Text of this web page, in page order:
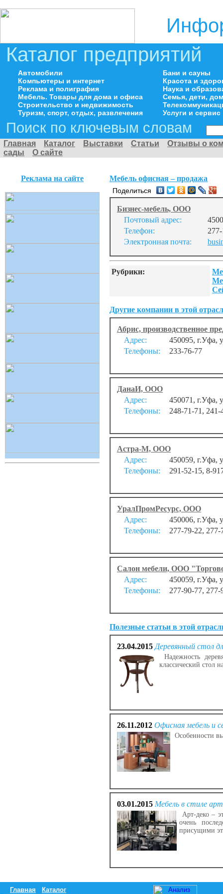
Каталог предприятий
Автомобили
Компьютеры и интернет
Реклама и полиграфия
Мебель. Товары для дома и офиса
Строительство и недвижимость
Туризм, спорт, отдых, развлечения
Бани и сауны
Красота и
Наука и
Семья, дети,
Услуги и сервис
Поиск по ключевым словам
Главная Каталог Выставки Статьи
Отзывы о
сады
О сайте
Реклама на сайте Мебель офисная – продажа
Поделиться
Бизнес-мебель, ООО
Почтовый адрес:
Телефон:
Электронная почта:
Рубрики:
Другие компании в этой
Абрис, производственное
Адрес:
450095, г.Уфа,
Телефоны:
233-76-77
ДанаИ, ООО
Адрес:
450071, г.Уфа,
Телефоны:
248-71-71, 241-
Астра-М, ООО
Адрес:
450059, г.Уфа,
Телефоны:
291-52-15, 8-
УралПромРесурс, ООО
Адрес:
450006, г.Уфа,
Телефоны:
277-79-22, 277-
Салон мебели, ООО
Адрес:
450059, г.Уфа,
Телефоны:
277-90-77,
Полезные статьи в этой
23.04.2015 Деревянный стол
Надежность
классический стол
26.11.2012 Офисная мебель и
Особенности
03.01.2015 Мебель в стиле
Арт-деко –
очень
присущими
Главная
Каталог